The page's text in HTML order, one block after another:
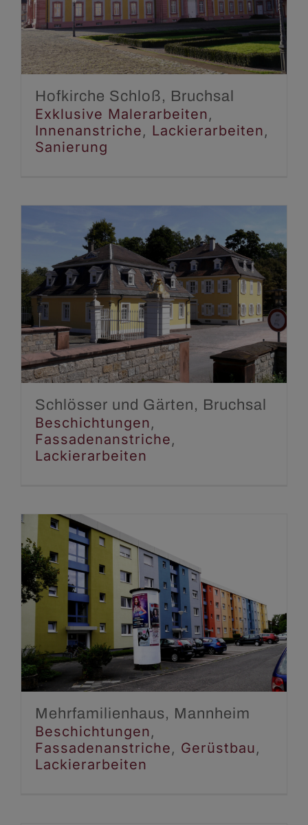
Exklusive Malerarbeiten Innenanstriche
Lackierarbeiten Sanierung
Hofkirche Schloß, Bruchsal
Exklusive Malerarbeiten,
Innenanstriche, Lackierarbeiten,
Sanierung
Schlösser und Gärten,
Bruchsal
Beschichtungen
Fassadenanstriche
Lackierarbeiten
Schlösser und Gärten, Bruchsal
Beschichtungen,
Fassadenanstriche,
Lackierarbeiten
Mehrfamilienhaus,
Mannheim
Beschichtungen Fassadenanstriche Gerüstbau
Lackierarbeiten
Mehrfamilienhaus, Mannheim
Beschichtungen,
Fassadenanstriche, Gerüstbau,
Lackierarbeiten